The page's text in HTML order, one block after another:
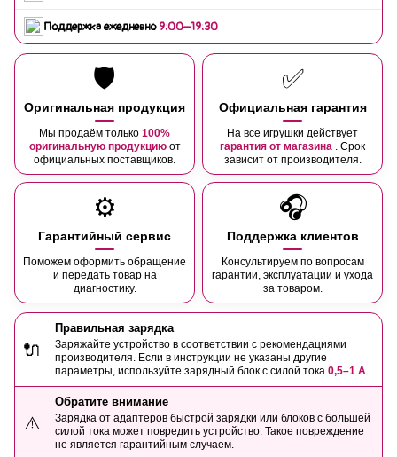
Поддержка ежедневно9:00–19:30
🛡️
Оригинальная продукция
Мы продаём только 100%
оригинальную продукцию от
официальных поставщиков.
✅
Официальная гарантия
На все игрушки действует
гарантия от магазина . Срок
зависит от производителя.
⚙️
Гарантийный сервис
Поможем оформить обращение
и передать товар на
диагностику.
🎧
Поддержка клиентов
Консультируем по вопросам
гарантии, эксплуатации и ухода
за товаром.
🔌
Правильная зарядка
Заряжайте устройство в соответствии с рекомендациями
производителя. Если в инструкции не указаны другие
параметры, используйте зарядный блок с силой тока 0,5–1 А.
⚠️
Обратите внимание
Зарядка от адаптеров быстрой зарядки или блоков с большей
силой тока может повредить устройство. Такое повреждение
не является гарантийным случаем.